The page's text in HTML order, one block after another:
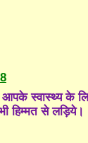
स्वास्थ्य के
हिम्मत से लड़िये।